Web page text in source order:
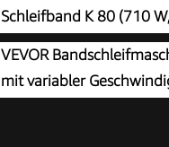
Schleifband K 80 (710
76 x 165 mm,
VEVOR
mit variabler